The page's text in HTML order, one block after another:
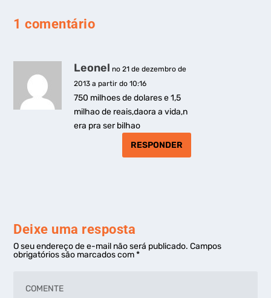
1 comentário
Leonel no 21 de dezembro de
2013 a partir do 10:16
750 milhoes de dolares e 1,5
milhao de reais,daora a vida,n
era pra ser bilhao
RESPONDER
Deixe uma resposta
O seu endereço de e-mail não será publicado. Campos
obrigatórios são marcados com*